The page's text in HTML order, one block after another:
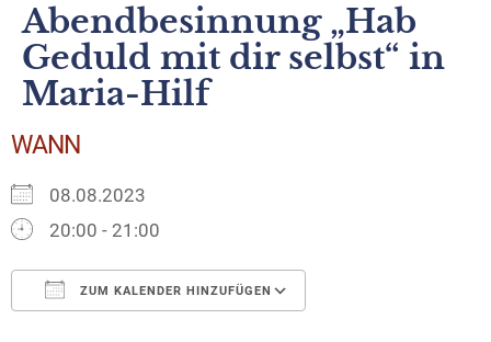
Abendbesinnung „Hab
Geduld mit dir selbst“ in
Maria-Hilf
WANN
08.08.2023
20:00 - 21:00
ZUM KALENDER HINZUFÜGEN